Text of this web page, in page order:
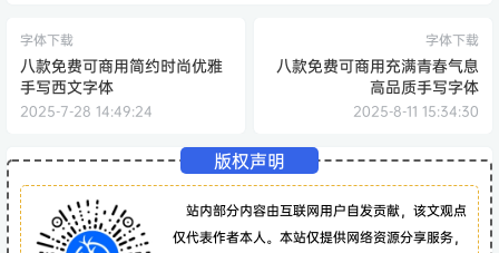
字体下载
八款免费可商用简约时尚优雅
手写西文字体
2025-7-28 14:49:24
字体下载
八款免费可商用充满青春气息
高品质手写字体
2025-8-11 15:34:30
版权声明
站内部分内容由互联网用户自发贡献，该文观点
仅代表作者本人。本站仅提供网络资源分享服务，